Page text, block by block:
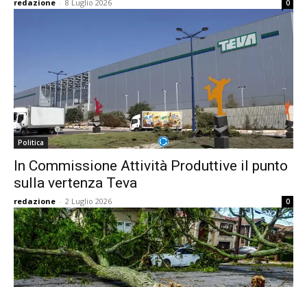
redazione - 8 Luglio 2026 0
Politica
In Commissione Attività Produttive il punto
sulla vertenza Teva
redazione - 2 Luglio 2026 0